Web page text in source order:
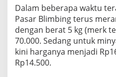
M
U
L
A
I
M
Dalam beberapa waktu
Pasar Blimbing terus
dengan berat 5 kg (merk
70.000. Sedang untuk
kini harganya menjadi
Rp14.500.